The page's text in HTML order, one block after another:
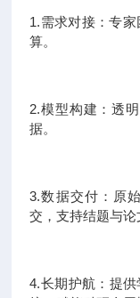
1.需求对接：专
算。
2.模型构建：透
据。
3.数据交付：原
交，支持结题与论
4.长期护航：提